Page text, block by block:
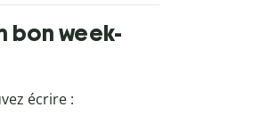
bon week-
écrire :